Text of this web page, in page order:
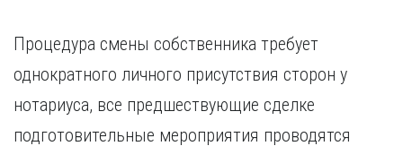
Процедура смены собственника требует
однократного личного присутствия сторон у
нотариуса, все предшествующие сделке
подготовительные мероприятия проводятся